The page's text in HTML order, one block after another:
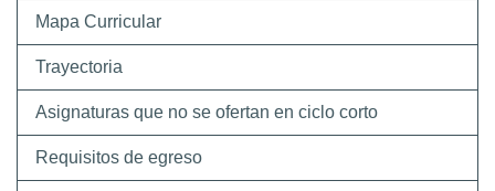
Mapa Curricular
Trayectoria
Asignaturas que no se ofertan en ciclo corto
Requisitos de egreso